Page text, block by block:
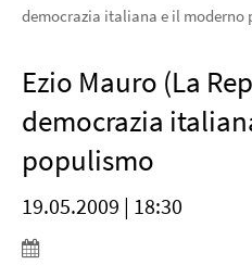
democrazia italiana e il moderno
Ezio Mauro (La
democrazia
populismo
19.05.2009 | 18:30